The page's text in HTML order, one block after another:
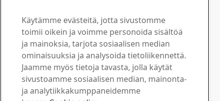
Rakennusteknikko, SSAB Europe
Syntynyt 1962
Työntekijöiden edustaja vuodesta 2023
Ota yhteyttä SSAB:hen
Ota yhteyttä
Kuinka voimme olla avuksi?
Käytämme evästeitä, jotta sivustomme
toimii oikein ja voimme personoida sisältöä
ja mainoksia, tarjota sosiaalisen median
ominaisuuksia ja analysoida tietoliikennettä.
Jaamme myös tietoja tavasta, jolla käytät
sivustoamme sosiaalisen median, mainonta-
ja analytiikkakumppaneidemme